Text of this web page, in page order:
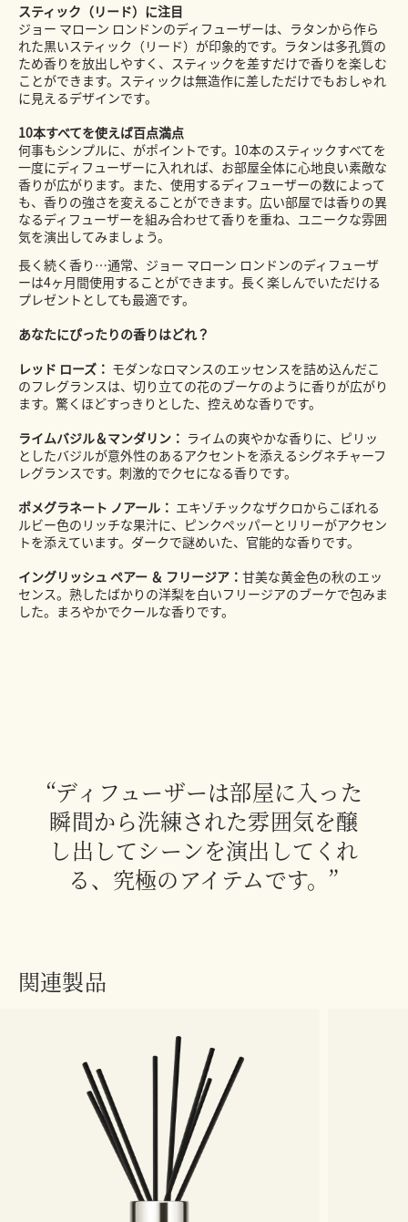
スティック（リード）に注目
ジョー マローン ロンドンのディフューザーは、ラタンから作ら
れた黒いスティック（リード）が印象的です。ラタンは多孔質の
ため香りを放出しやすく、スティックを差すだけで香りを楽しむ
ことができます。スティックは無造作に差しただけでもおしゃれ
に見えるデザインです。
10本すべてを使えば百点満点
何事もシンプルに、がポイントです。10本のスティックすべてを
一度にディフューザーに入れれば、お部屋全体に心地良い素敵な
香りが広がります。また、使用するディフューザーの数によって
も、香りの強さを変えることができます。広い部屋では香りの異
なるディフューザーを組み合わせて香りを重ね、ユニークな雰囲
気を演出してみましょう。
長く続く香り…通常、ジョー マローン ロンドンのディフューザ
ーは4ヶ月間使用することができます。長く楽しんでいただける
プレゼントとしても最適です。
あなたにぴったりの香りはどれ？
レッド ローズ： モダンなロマンスのエッセンスを詰め込んだこ
のフレグランスは、切り立ての花のブーケのように香りが広がり
ます。驚くほどすっきりとした、控えめな香りです。
ライムバジル＆マンダリン： ライムの爽やかな香りに、ピリッ
としたバジルが意外性のあるアクセントを添えるシグネチャーフ
レグランスです。刺激的でクセになる香りです。
ポメグラネート ノアール： エキゾチックなザクロからこぼれる
ルビー色のリッチな果汁に、ピンクペッパーとリリーがアクセン
トを添えています。ダークで謎めいた、官能的な香りです。
イングリッシュ ペアー ＆ フリージア： 甘美な黄金色の秋のエッ
センス。熟したばかりの洋梨を白いフリージアのブーケで包みま
した。まろやかでクールな香りです。
“ディフューザーは部屋に入った
瞬間から洗練された雰囲気を醸
し出してシーンを演出してくれ
る、究極のアイテムです。”
関連製品